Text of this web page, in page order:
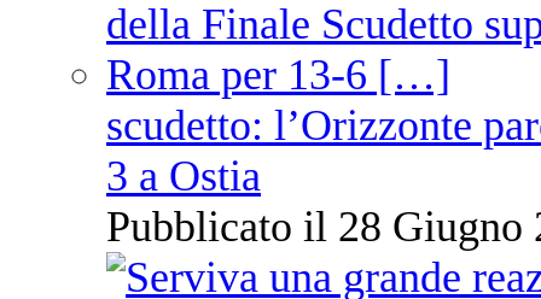
scudetto: l’Orizzonte
3 a Ostia
Pubblicato il 28 Giugno